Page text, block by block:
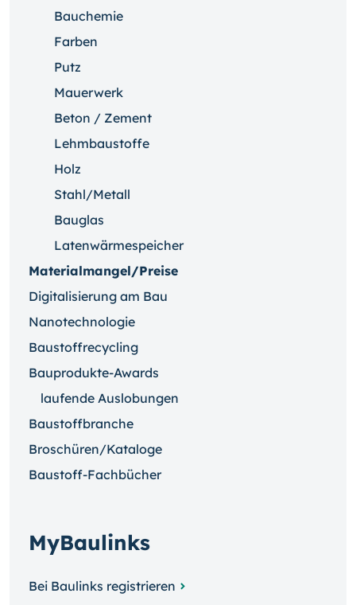
Bauchemie
Farben
Putz
Mauerwerk
Beton / Zement
Lehmbaustoffe
Holz
Stahl/Metall
Bauglas
Latenwärmespeicher
Materialmangel/Preise
Digitalisierung am Bau
Nanotechnologie
Baustoffrecycling
Bauprodukte-Awards
laufende Auslobungen
Baustoffbranche
Broschüren/Kataloge
Baustoff-Fachbücher
MyBaulinks
Bei Baulinks registrieren